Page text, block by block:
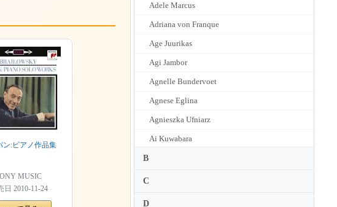
ン:ピアノ作品集
MUSIC
日 2010-11-24
Adele Marcus
Adriana von Franque
Age Juurikas
Agi Jambor
Agnelle Bundervoet
Agnese Eglina
Agnieszka Ufniarz
Ai Kuwabara
B
C
D